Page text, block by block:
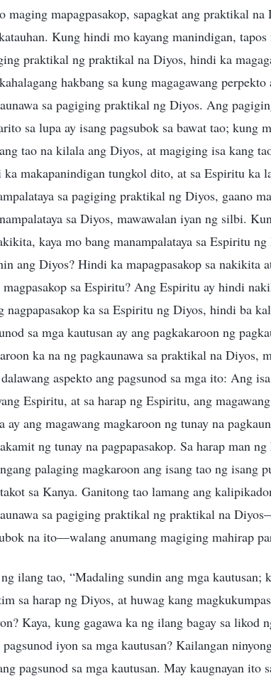
maging mapagpasakop, sapagkat ang praktikal
Kung hindi mo kayang manindigan,
praktikal ng praktikal na Diyos, hindi ka
hakbang sa kung magagawang
sa pagiging praktikal ng Diyos. Ang
sa lupa ay isang pagsubok sa bawat tao; kung
tao na kilala ang Diyos, at magiging isa kang
makapanindigan tungkol dito, at sa Espiritu ka
sa pagiging praktikal ng Diyos, gaano
sa Diyos, mawawalan iyan ng silbi.
kaya mo bang manampalataya sa Espiritu
ang Diyos? Hindi ka mapagpasakop sa nakikita
magpasakop sa Espiritu? Ang Espiritu ay hindi
nagpapasakop ka sa Espiritu ng Diyos, hindi ba
sa mga kautusan ay ang pagkakaroon ng
ka na ng pagkaunawa sa praktikal na Diyos,
aspekto ang pagsunod sa mga ito: Ang
Espiritu, at sa harap ng Espiritu, ang
ay ang magawang magkaroon ng tunay na
ng tunay na pagpapasakop. Sa harap man
palaging magkaroon ang isang tao ng isang
sa Kanya. Ganitong tao lamang ang
sa pagiging praktikal ng praktikal na
na ito—walang anumang magiging mahirap
ilang tao, “Madaling sundin ang mga kautusan;
sa harap ng Diyos, at huwag kang
Kaya, kung gagawa ka ng ilang bagay sa likod
pagsunod iyon sa mga kautusan? Kailangan
pagsunod sa mga kautusan. May kaugnayan ito